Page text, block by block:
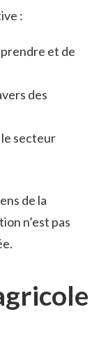
:
et de
des
le secteur
de la
n’est pas